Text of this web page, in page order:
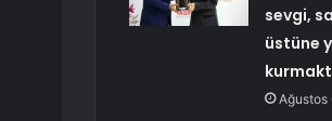
sevgi,
üstüne
Ağustos